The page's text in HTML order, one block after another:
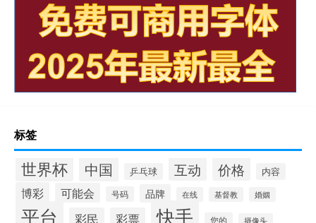
标签
世界杯 中国 乒乓球 互动 价格 内容
博彩 可能会 号码 品牌 在线 基督教 婚姻
平台 彩民 彩票 快手 您的 摄像头